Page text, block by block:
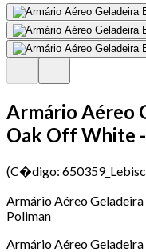
Armário Aéreo
Oak Off White
(C�digo:
Armário Aéreo
Poliman
Armário Aéreo